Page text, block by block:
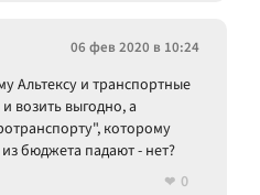
06 фев 2020 в 10:24
Альтексу и транспортные
возить выгодно, а
которому
бюджета падают - нет?
0